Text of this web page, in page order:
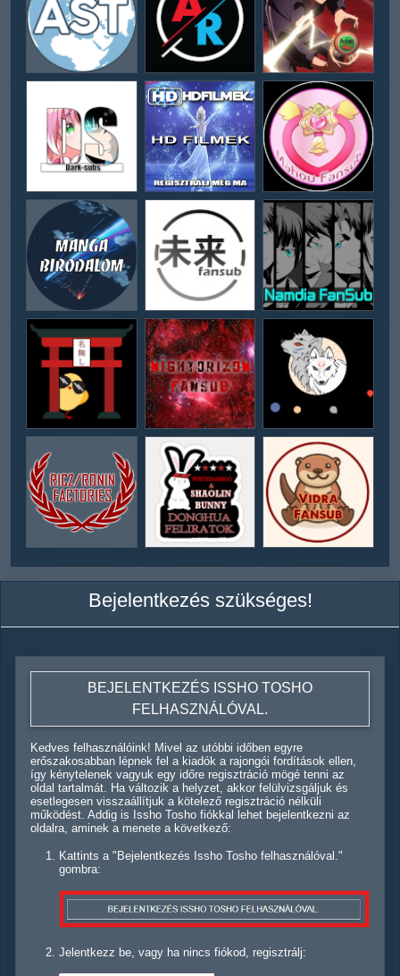
Bejelentkezés szükséges!
BEJELENTKEZÉS ISSHO TOSHO
FELHASZNÁLÓVAL.
Kedves felhasználóink! Mivel az utóbbi időben egyre
erőszakosabban lépnek fel a kiadók a rajongói fordítások ellen,
így kénytelenek vagyuk egy időre regisztráció mögé tenni az
oldal tartalmát. Ha változik a helyzet, akkor felülvizsgáljuk és
esetlegesen visszaállítjuk a kötelező regisztráció nélküli
működést. Addig is Issho Tosho fiókkal lehet bejelentkezni az
oldalra, aminek a menete a következő:
Kattints a "Bejelentkezés Issho Tosho felhasználóval."
gombra:
Jelentkezz be, vagy ha nincs fiókod, regisztrálj: